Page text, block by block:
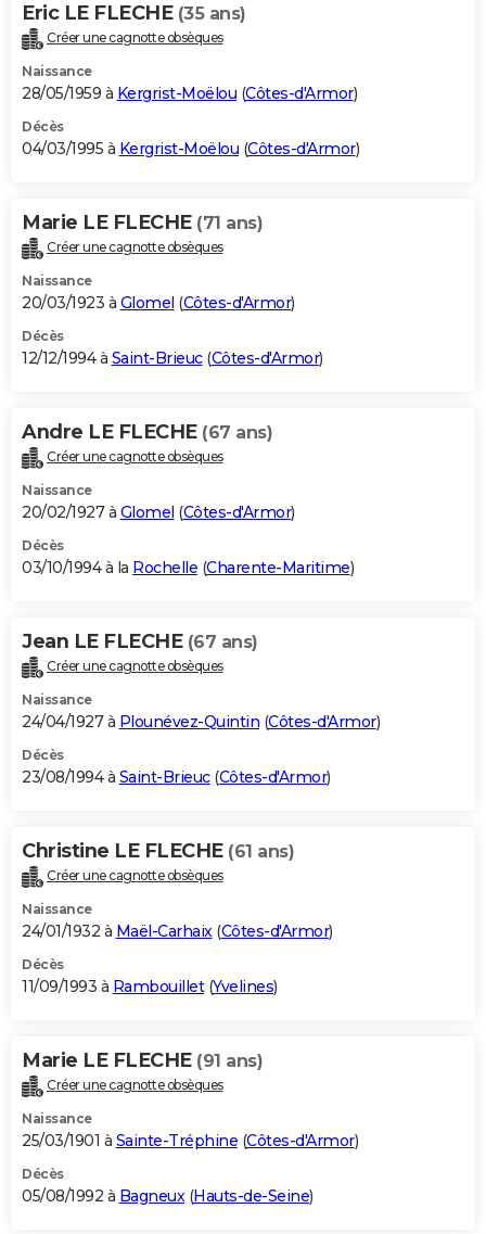
Eric LE FLECHE (35 ans)
Créer une cagnotte obsèques
Naissance
28/05/1959 à Kergrist-Moëlou (Côtes-d'Armor)
Décès
04/03/1995 à Kergrist-Moëlou (Côtes-d'Armor)
Marie LE FLECHE (71 ans)
Créer une cagnotte obsèques
Naissance
20/03/1923 à Glomel (Côtes-d'Armor)
Décès
12/12/1994 à Saint-Brieuc(Côtes-d'Armor)
Andre LE FLECHE (67 ans)
Créer une cagnotte obsèques
Naissance
20/02/1927 à Glomel (Côtes-d'Armor)
Décès
03/10/1994 à la Rochelle (Charente-Maritime)
Jean LE FLECHE (67 ans)
Créer une cagnotte obsèques
Naissance
24/04/1927 à Plounévez-Quintin (Côtes-d'Armor)
Décès
23/08/1994 à Saint-Brieuc(Côtes-d'Armor)
Christine LE FLECHE (61 ans)
Créer une cagnotte obsèques
Naissance
24/01/1932 à Maël-Carhaix(Côtes-d'Armor)
Décès
11/09/1993 à Rambouillet(Yvelines)
Marie LE FLECHE (91 ans)
Créer une cagnotte obsèques
Naissance
25/03/1901 à Sainte-Tréphine (Côtes-d'Armor)
Décès
05/08/1992 à Bagneux (Hauts-de-Seine)